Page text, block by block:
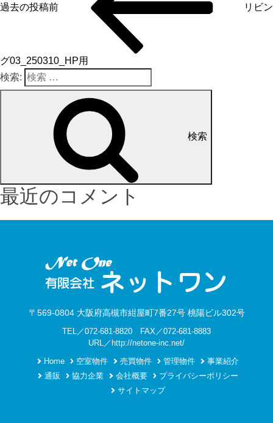
過去の投稿前 リビン
グ03_250310_HP用
検索:
検索
最近のコメント
〒569-0804 大阪府高槻市紺屋町7番27号 桃陽ビル302号
TEL／072-681-8820 FAX／072-681-8883
URL／http://netone-inc.net/
Home
空室物件 売買物件 管理物件
事業紹介
通販
協力企業 会社概要
プライバシーポリシー
サイトマップ